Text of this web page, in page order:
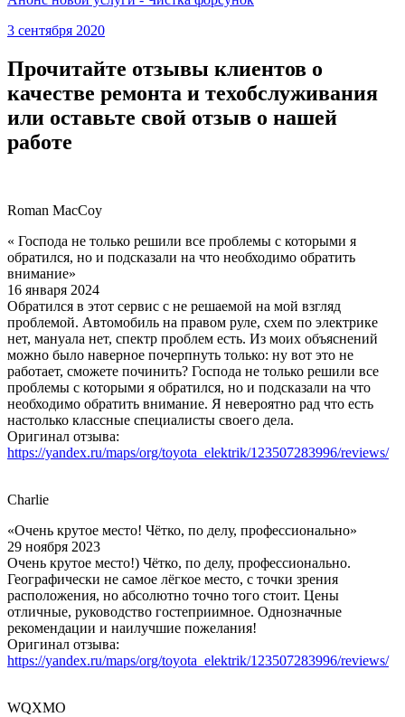
3 сентября 2020
Прочитайте отзывы клиентов о
качестве ремонта и техобслуживания
или оставьте свой отзыв о нашей
работе
Roman MacCoy
« Господа не только решили все проблемы с которыми я
обратился, но и подсказали на что необходимо обратить
внимание»
16 января 2024
Обратился в этот сервис с не решаемой на мой взгляд
проблемой. Автомобиль на правом руле, схем по электрике
нет, мануала нет, спектр проблем есть. Из моих объяснений
можно было наверное почерпнуть только: ну вот это не
работает, сможете починить? Господа не только решили все
проблемы с которыми я обратился, но и подсказали на что
необходимо обратить внимание. Я невероятно рад что есть
настолько классные специалисты своего дела.
Оригинал отзыва:
https://yandex.ru/maps/org/toyota_elektrik/123507283996/reviews/
Charlie
«Очень крутое место! Чётко, по делу, профессионально»
29 ноября 2023
Очень крутое место!) Чётко, по делу, профессионально.
Географически не самое лёгкое место, с точки зрения
расположения, но абсолютно точно того стоит. Цены
отличные, руководство гостеприимное. Однозначные
рекомендации и наилучшие пожелания!
Оригинал отзыва:
https://yandex.ru/maps/org/toyota_elektrik/123507283996/reviews/
WQXMO